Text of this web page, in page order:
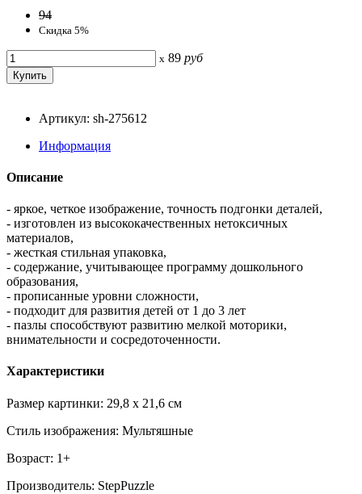
94
Скидка 5%
x 89 руб
Артикул: sh-275612
Информация
Описание
- яркое, четкое изображение, точность подгонки деталей,
- изготовлен из высококачественных нетоксичных
материалов,
- жесткая стильная упаковка,
- содержание, учитывающее программу дошкольного
образования,
- прописанные уровни сложности,
- подходит для развития детей от 1 до 3 лет
- пазлы способствуют развитию мелкой моторики,
внимательности и сосредоточенности.
Характеристики
Размер картинки: 29,8 x 21,6 см
Стиль изображения: Мультяшные
Возраст: 1+
Производитель: StepPuzzle